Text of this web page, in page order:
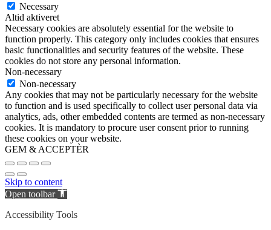
Necessary
Altid aktiveret
Necessary cookies are absolutely essential for the website to
function properly. This category only includes cookies that ensures
basic functionalities and security features of the website. These
cookies do not store any personal information.
Non-necessary
Non-necessary
Any cookies that may not be particularly necessary for the website
to function and is used specifically to collect user personal data via
analytics, ads, other embedded contents are termed as non-necessary
cookies. It is mandatory to procure user consent prior to running
these cookies on your website.
GEM & ACCEPTÈR
Skip to content
Open toolbar
Accessibility Tools